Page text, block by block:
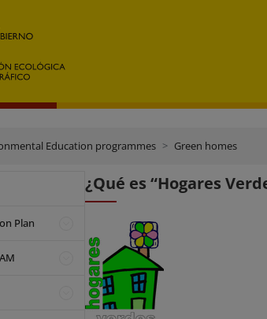
Education programmes Green homes
Plan
¿Qué es “Hogares